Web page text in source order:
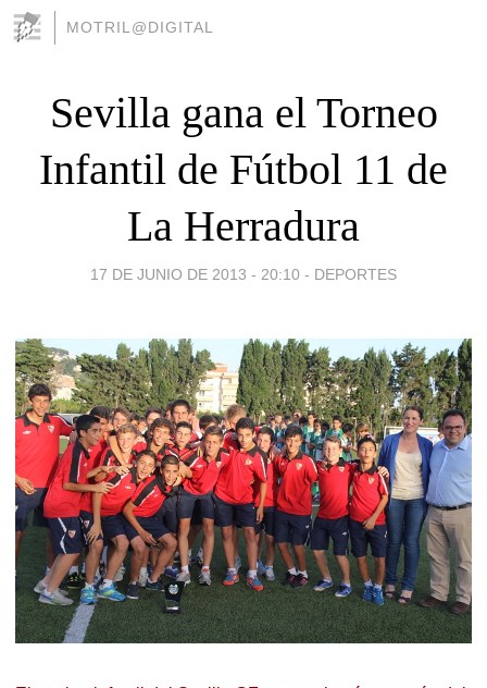
MOTRIL@DIGITAL
Sevilla gana el Torneo
Infantil de Fútbol 11 de
La Herradura
17 DE JUNIO DE 2013 - 20:10 - DEPORTES